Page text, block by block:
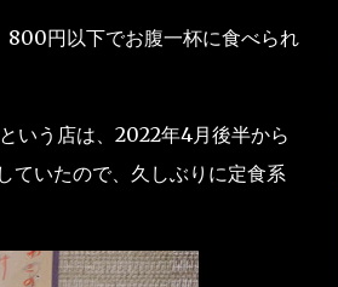
800円以下でお腹一杯に食べられ
いう店は、2022年4月後半から
ていたので、久しぶりに定食系